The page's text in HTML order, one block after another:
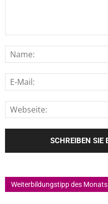
Weiterbildungstipp des Monats